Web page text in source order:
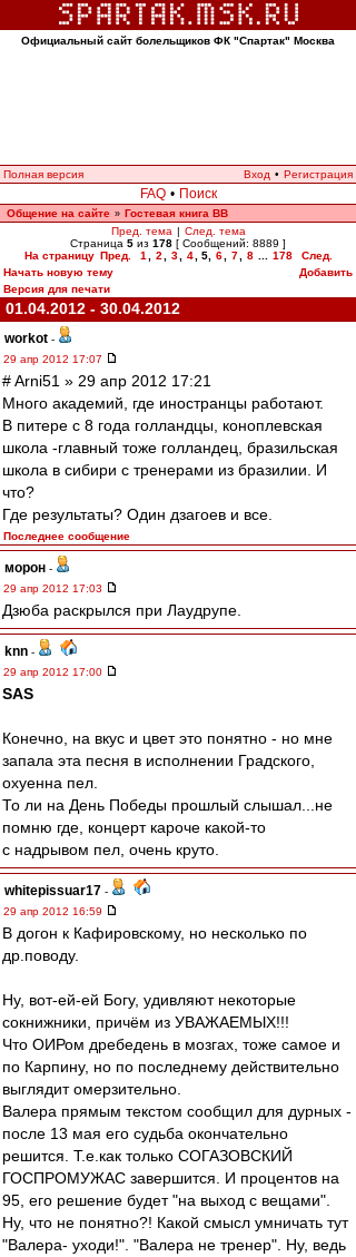
Официальный сайт болельщиков ФК "Спартак" Москва
Полная версия Вход • Регистрация
FAQ • Поиск
Общение на сайте » Гостевая книга ВВ
Пред. тема | След. тема
Страница 5 из 178 [ Сообщений: 8889 ]
На страницу Пред. 1 2 3 4 5, 6 7 8 178
След.
Начать новую тему
Добавить
Версия для печати
01.04.2012 - 30.04.2012
workоt -
29 апр 2012 17:07
# Arni51 » 29 апр 2012 17:21
Много академий, где иностранцы работают.
В питере с 8 года голландцы, коноплевская
школа -главный тоже голландец, бразильская
школа в сибири с тренерами из бразилии. И
что?
Где результаты? Один дзагоев и все.
Последнее сообщение
морон -
29 апр 2012 17:03
Дзюба раскрылся при Лаудрупе.
knn -
29 апр 2012 17:00
SAS
Конечно, на вкус и цвет это понятно - но мне
запала эта песня в исполнении Градского,
охуенна пел.
То ли на День Победы прошлый слышал...не
помню где, концерт кароче какой-то
с надрывом пел, очень круто.
whitepissuar17 -
29 апр 2012 16:59
В догон к Кафировскому, но несколько по
др.поводу.
Ну, вот-ей-ей Богу, удивляют некоторые
сокнижники, причём из УВАЖАЕМЫХ!!!
Что ОИРом дребедень в мозгах, тоже самое и
по Карпину, но по последнему действительно
выглядит омерзительно.
Валера прямым текстом сообщил для дурных -
после 13 мая его судьба окончательно
решится. Т.е.как только СОГАЗОВСКИЙ
ГОСПРОМУЖАС завершится. И процентов на
95, его решение будет "на выход с вещами".
Ну, что не понятно?! Какой смысл умничать тут
"Валера- уходи!". "Валера не тренер". Ну, ведь